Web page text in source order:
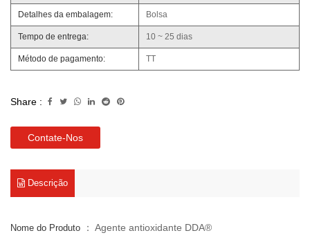
Detalhes da embalagem: Bolsa
Tempo de entrega: 10 ~ 25 dias
Método de pagamento: TT
Share :
Contate-Nos
Descrição
Nome do Produto ： Agente antioxidante DDA®